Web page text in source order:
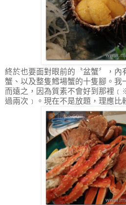
終於也要面對眼前的〝盆蟹〞，內
蟹、以及整隻鱈場蟹的十隻腳。我
而遠之，因為質素不會好到那裡
過兩次﹞。現在不是放題，理應比